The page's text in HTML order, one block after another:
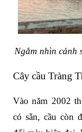
Ngắm nhìn cảnh
Cây cầu Tràng
Vào năm 2002
có sẵn, cầu còn